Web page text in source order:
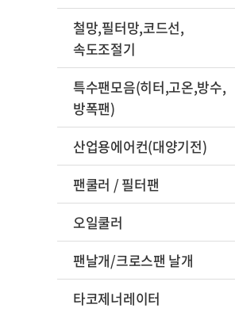
철망,필터망,코드선,
속도조절기
특수팬모음(히터,고온,방수,
방폭팬)
산업용에어컨(대양기전)
팬쿨러 / 필터팬
오일쿨러
팬날개/크로스팬 날개
타코제너레이터